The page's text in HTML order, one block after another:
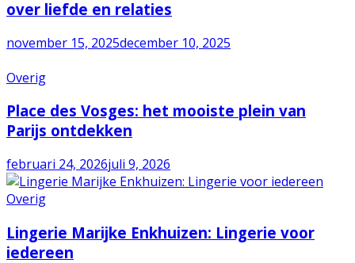
over liefde en relaties
november 15, 2025december 10, 2025
Overig
Place des Vosges: het mooiste plein van
Parijs ontdekken
februari 24, 2026juli 9, 2026
Overig
Lingerie Marijke Enkhuizen: Lingerie voor
iedereen